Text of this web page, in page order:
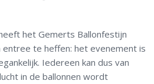
het Gemerts Ballonfestijn
te heffen: het evenement is
Iedereen kan dus van
in de ballonnen wordt